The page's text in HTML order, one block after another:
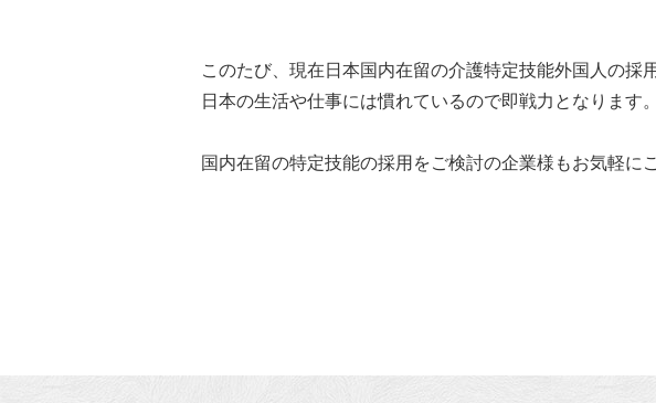
このたび、現在日本国内在留の介護特定技能外国人の採
日本の生活や仕事には慣れているので即戦力となります。
国内在留の特定技能の採用をご検討の企業様もお気軽に